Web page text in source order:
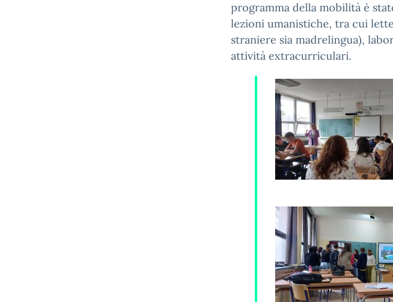
programma della mobilità è
lezioni umanistiche, tra cui
straniere sia madrelingua),
attività extracurriculari.